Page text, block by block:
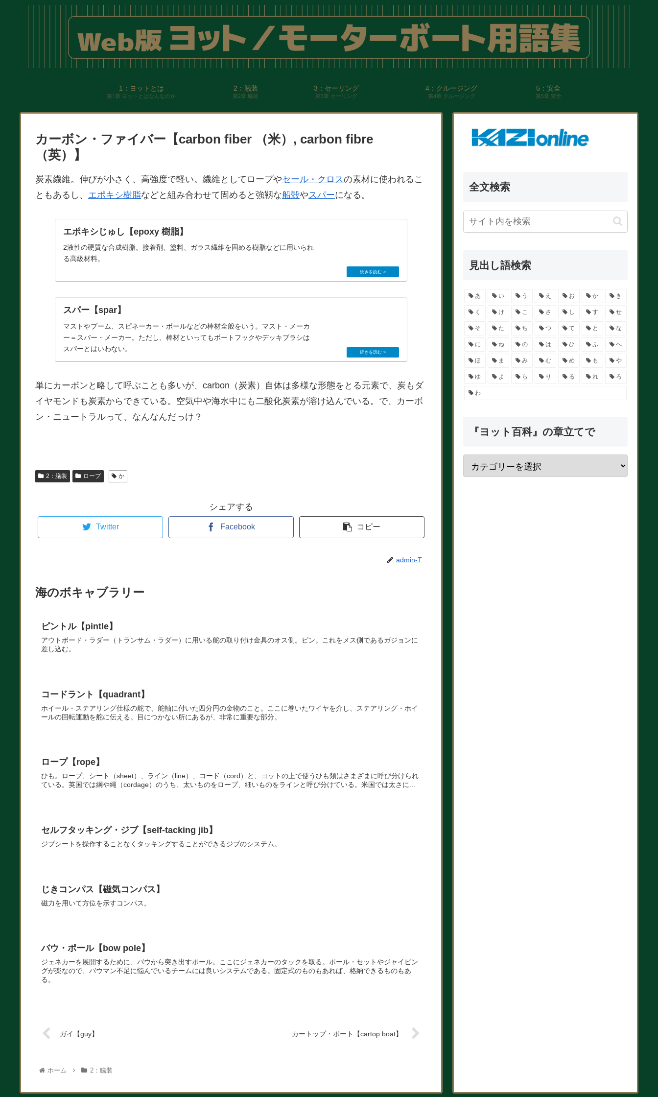
1：ヨットとは
第1章 ヨットとはなんなのか
2：艤装
第2章 艤装
3：セーリング
第3章 セーリング
4：クルージング
第4章 クルージング
5：安全
第5章 安全
カーボン・ファイバー【carbon fiber （米）, carbon fibre
（英）】
炭素繊維。伸びが小さく、高強度で軽い。繊維としてロープやセール・クロスの素材に使われるこ
ともあるし、 エポキシ樹脂などと組み合わせて固めると強靱な船殻やスパーになる。
エポキシじゅし【epoxy 樹脂】
2液性の硬質な合成樹脂。接着剤、塗料、ガラス繊維を固める樹脂などに用いられ
る高級材料。
スパー【spar】
マストやブーム、スピネーカー・ポールなどの棒材全般をいう。マスト・メーカ
ー＝スパー・メーカー。ただし、棒材といってもボートフックやデッキブラシは
スパーとはいわない。
単にカーボンと略して呼ぶことも多いが、carbon（炭素）自体は多様な形態をとる元素で、炭もダ
イヤモンドも炭素からできている。空気中や海水中にも二酸化炭素が溶け込んでいる。で、カーボ
ン・ニュートラルって、なんなんだっけ？
2：艤装 ロープ か
シェアする
Twitter Facebook コピー
admin-T
海のボキャブラリー
ピントル【pintle】
アウトボード・ラダー（トランサム・ラダー）に用いる舵の取り付け金具のオス側。ピン。これをメス側であるガジョンに
差し込む。
コードラント【quadrant】
ホイール・ステアリング仕様の舵で、舵軸に付いた四分円の金物のこと。ここに巻いたワイヤを介し、ステアリング・ホイ
ールの回転運動を舵に伝える。目につかない所にあるが、非常に重要な部分。
ロープ【rope】
ひも。ロープ、シート（sheet）、ライン（line）、コード（cord）と、ヨットの上で使うひも類はさまざまに呼び分けられ
ている。英国では綱や縄（cordage）のうち、太いものをロープ、細いものをラインと呼び分けている。米国では太さに...
セルフタッキング・ジブ【self-tacking jib】
ジブシートを操作することなくタッキングすることができるジブのシステム。
じきコンパス【磁気コンパス】
磁力を用いて方位を示すコンパス。
バウ・ポール【bow pole】
ジェネカーを展開するために、バウから突き出すポール。ここにジェネカーのタックを取る。ポール・セットやジャイビン
グが楽なので、バウマン不足に悩んでいるチームには良いシステムである。固定式のものもあれば、格納できるものもあ
る。
ガイ【guy】 カートップ・ボート【cartop boat】
ホーム 2：艤装
全文検索
見出し語検索
あ い う え お か き
く け こ さ し す せ
そ た ち つ て と な
に ね の は ひ ふ へ
ほ ま み む め も や
ゆ よ ら り る れ ろ
わ
『ヨット百科』の章立てで